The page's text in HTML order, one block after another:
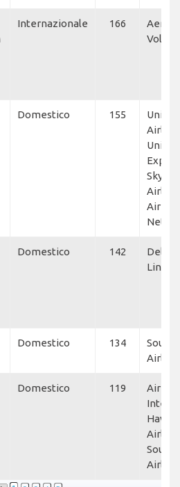
Internazionale 166
Volaris
Domestico 155
United
United
Air
Domestico 142
Delta
Lines
Domestico 134
Domestico 119
Air